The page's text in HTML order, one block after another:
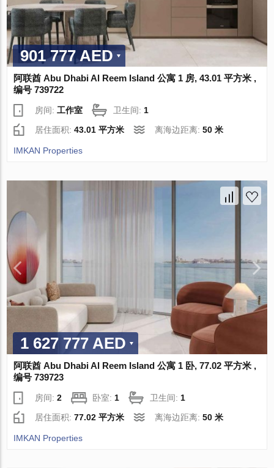
901 777 AED
阿联酋 Abu Dhabi Al Reem Island 公寓 1 房, 43.01 平方米 ,
编号 739722
房间:工作室 卫生间:1
居住面积:43.01 平方米 离海边距离:50 米
IMKAN Properties
1 627 777 AED
阿联酋 Abu Dhabi Al Reem Island 公寓 1 卧, 77.02 平方米 ,
编号 739723
房间:2 卧室: 1 卫生间: 1
居住面积:77.02 平方米 离海边距离:50 米
IMKAN Properties